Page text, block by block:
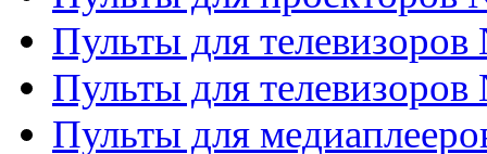
Пульты для телевизоров
Пульты для телевизоров
Пульты для